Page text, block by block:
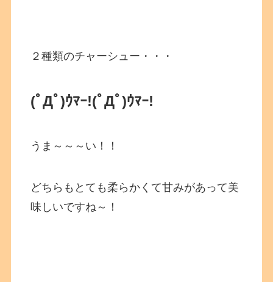
２種類のチャーシュー・・・
(ﾟДﾟ)ｳﾏｰ!(ﾟДﾟ)ｳﾏｰ!
うま～～～い！！
どちらもとても柔らかくて甘みがあって美
味しいですね～！